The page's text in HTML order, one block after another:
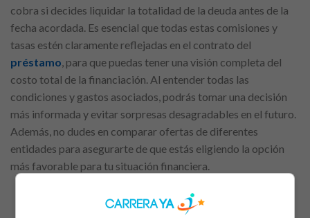
cobra si decides liquidar la totalidad de la deuda antes de la
fecha acordada. Es esencial que todas estas comisiones y
tasas estén claramente reflejadas en el contrato del
préstamo , para que puedas tener una visión completa del
costo total de la financiación. Al entender todas las
condiciones y gastos asociados, podrás tomar una decisión
más informada y evitar sorpresas desagradables en el futuro.
Además, no dudes en comparar ofertas de diferentes
entidades para asegurarte de que estás eligiendo la opción
más favorable para tu situación financiera.